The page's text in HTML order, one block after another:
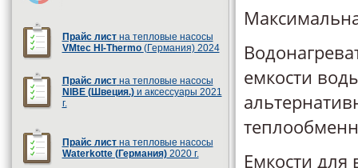
Прайс лист на тепловые насосы
VMtec HI-Thermo (Германия) 2024
Прайс листна тепловые насосы
NIBE (Швеция.)и аксессуары 2021
г.
Прайс лист на тепловые насосы
Waterkotte (Германия)2020 г.
емкости
Емкости